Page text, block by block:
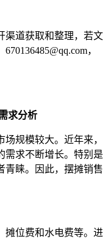
渠道获取和整理，若文
，
求分析
规模较大。近年来，
需求不断增长。特别是
青睐。因此，摆摊销售
摊位费和水电费等。进